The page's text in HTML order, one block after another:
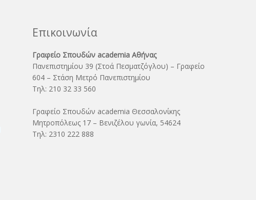
Επικοινωνία
Γραφείο Σπουδών academia Αθήνας
Πανεπιστημίου 39 (Στοά Πεσματζόγλου) – Γραφείο
604 – Στάση Μετρό Πανεπιστημίου
Τηλ: 210 32 33 560
Γραφείο Σπουδών academia Θεσσαλονίκης
Μητροπόλεως 17 – Βενιζέλου γωνία, 54624
Τηλ: 2310 222 888